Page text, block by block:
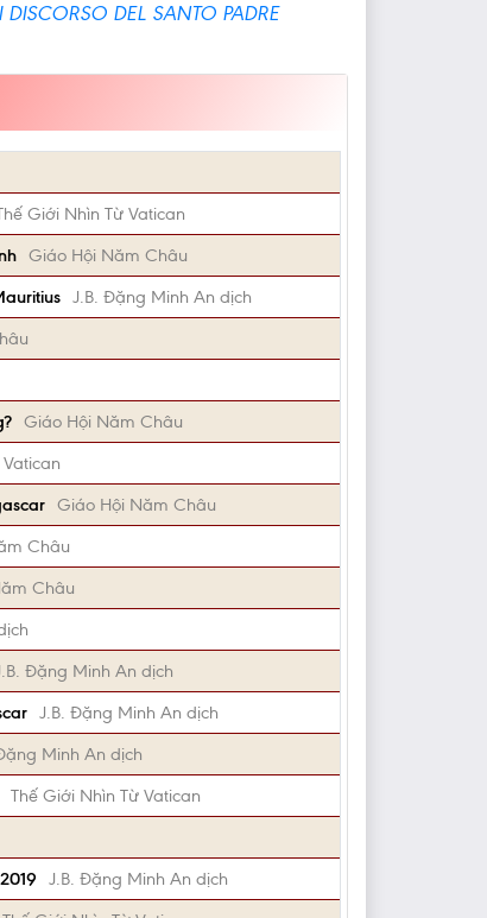
DEL SANTO PADRE
Giới Nhìn Từ Vatican
Giáo Hội Năm Châu
J.B. Đặng Minh An dịch
Giáo Hội Năm Châu
Giáo Hội Năm Châu
Châu
Châu
Đặng Minh An dịch
J.B. Đặng Minh An dịch
Minh An dịch
Thế Giới Nhìn Từ Vatican
J.B. Đặng Minh An dịch